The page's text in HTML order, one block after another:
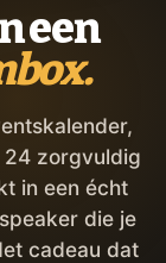
een
24 zorgvuldig
in een écht
die je
cadeau dat